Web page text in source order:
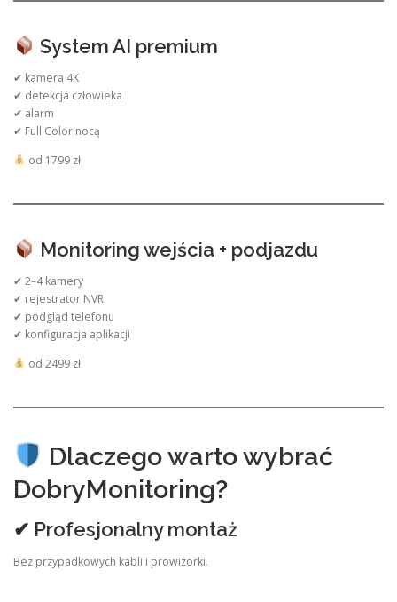
System AI premium
✔ kamera 4K
✔ detekcja człowieka
✔ alarm
✔ Full Color nocą
od 1799 zł
Monitoring wejścia + podjazdu
✔ 2–4 kamery
✔ rejestrator NVR
✔ podgląd telefonu
✔ konfiguracja aplikacji
od 2499 zł
Dlaczego warto wybrać
DobryMonitoring?
✔ Profesjonalny montaż
Bez przypadkowych kabli i prowizorki.